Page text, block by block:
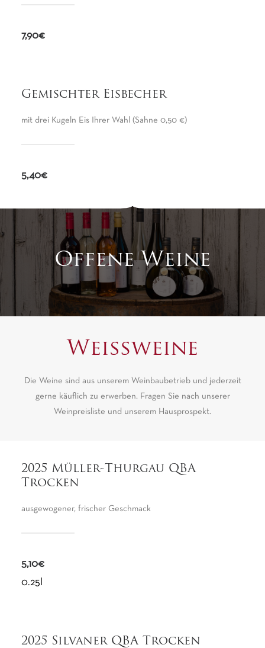
7,90€
Gemischter Eisbecher
mit drei Kugeln Eis Ihrer Wahl (Sahne 0,50 €)
5,40€
Offene Weine
Weißweine
Die Weine sind aus unserem Weinbaubetrieb und jederzeit
gerne käuflich zu erwerben. Fragen Sie nach unserer
Weinpreisliste und unserem Hausprospekt.
2025 Müller-Thurgau QBA
Trocken
ausgewogener, frischer Geschmack
5,10€
0.25l
2025 Silvaner QBA Trocken